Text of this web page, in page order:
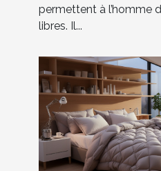
permettent à l’homme
libres. Il...